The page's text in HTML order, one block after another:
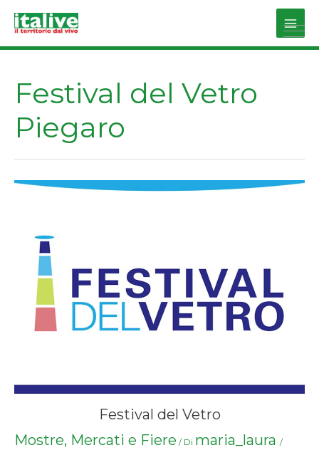
Main
Festival del Vetro
Piegaro
Festival del Vetro
Mostre, Mercati e Fiere / Di maria_laura /